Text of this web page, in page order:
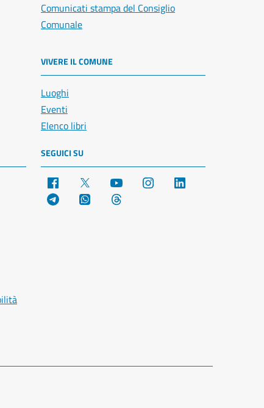
Comunicati stampa del Consiglio
Comunale
VIVERE IL COMUNE
Luoghi
Eventi
Elenco libri
SEGUICI SU
Facebook YouTube Instagram
Telegram WhatsApp